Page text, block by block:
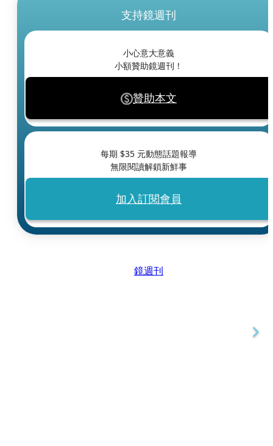
支持鏡週刊
小心意大意義
小額贊助鏡週刊！
贊助本文
每期 $35 元動態話題報導
無限閱讀解鎖新鮮事
加入訂閱會員
鏡週刊